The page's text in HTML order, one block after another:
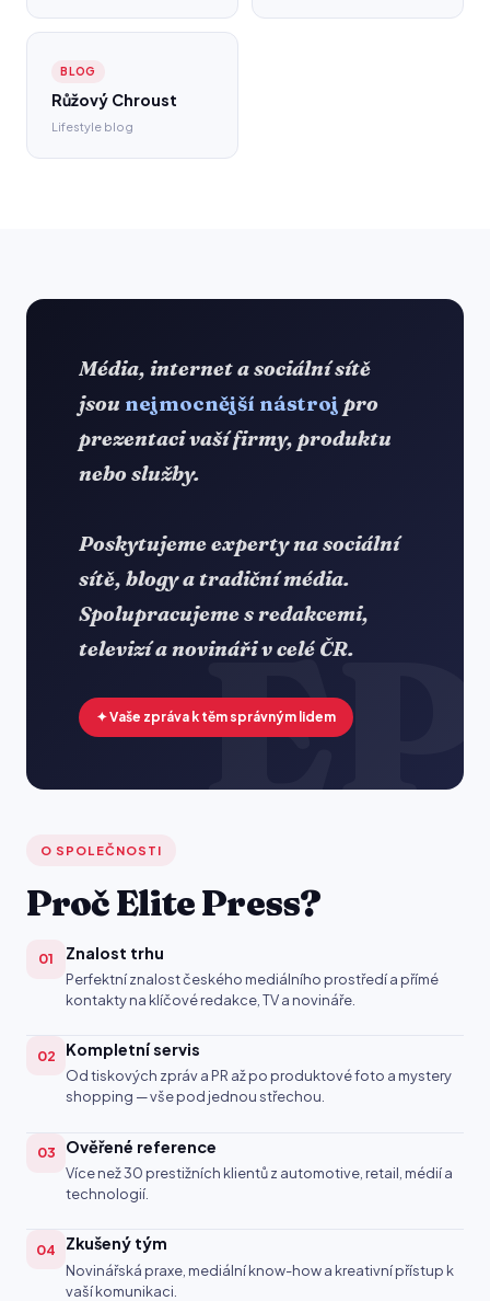
BLOG
Růžový Chroust
Lifestyle blog
Média, internet a sociální sítě
jsou nejmocnější nástroj pro
prezentaci vaší firmy, produktu
nebo služby.
Poskytujeme experty na sociální
sítě, blogy a tradiční média.
Spolupracujeme s redakcemi,
televizí a novináři v celé ČR.
✦ Vaše zpráva k těm správným lidem
O SPOLEČNOSTI
Proč Elite Press?
01 Znalost trhu
Perfektní znalost českého mediálního prostředí a přímé
kontakty na klíčové redakce, TV a novináře.
02 Kompletní servis
Od tiskových zpráv a PR až po produktové foto a mystery
shopping — vše pod jednou střechou.
03 Ověřené reference
Více než 30 prestižních klientů z automotive, retail, médií a
technologií.
04 Zkušený tým
Novinářská praxe, mediální know-how a kreativní přístup k
vaší komunikaci.